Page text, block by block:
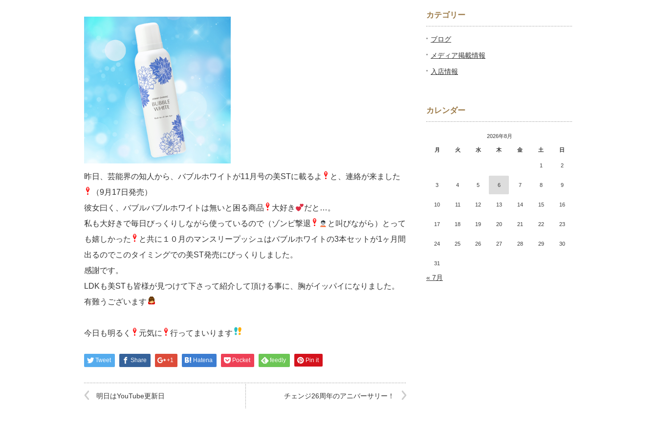
昨日、芸能界の知人から、バブルホワイトが11月号の美STに載るよ
と、連絡が来ました
（9月17日発売）
彼女曰く、バブルバブルホワイトは無いと困る商品
大好き
だと…。
私も大好きで毎日びっくりしながら使っているので（ゾンビ撃退
と叫びながら）とって
も嬉しかった
と共に１０月のマンスリープッシュはバブルホワイトの3本セットが1ヶ月間
出るのでこのタイミングでの美ST発売にびっくりしました。
感謝です。
LDKも美STも皆様が見つけて下さって紹介して頂ける事に、胸がイッパイになりました。
有難うございます
今日も明るく 元気に 行ってまいります
Tweet Share +1 Hatena Pocket feedly Pin it
明日はYouTube更新日 チェンジ26周年のアニバーサリー！
カテゴリー
ブログ
メディア掲載情報
入店情報
カレンダー
2026年8月
月 火 水 木 金 土 日
1 2
3 4 5 6 7 8 9
10 11 12 13 14 15 16
17 18 19 20 21 22 23
24 25 26 27 28 29 30
31
« 7月